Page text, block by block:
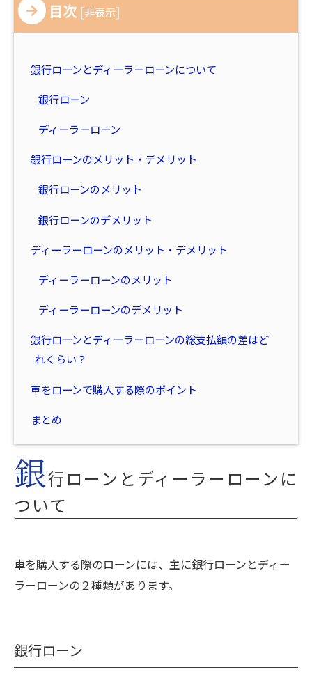
目次 [非表示]
銀行ローンとディーラーローンについて
銀行ローン
ディーラーローン
銀行ローンのメリット・デメリット
銀行ローンのメリット
銀行ローンのデメリット
ディーラーローンのメリット・デメリット
ディーラーローンのメリット
ディーラーローンのデメリット
銀行ローンとディーラーローンの総支払額の差はど
れくらい？
車をローンで購入する際のポイント
まとめ
銀行ローンとディーラーローンに
ついて
車を購入する際のローンには、主に銀行ローンとディー
ラーローンの２種類があります。
銀行ローン